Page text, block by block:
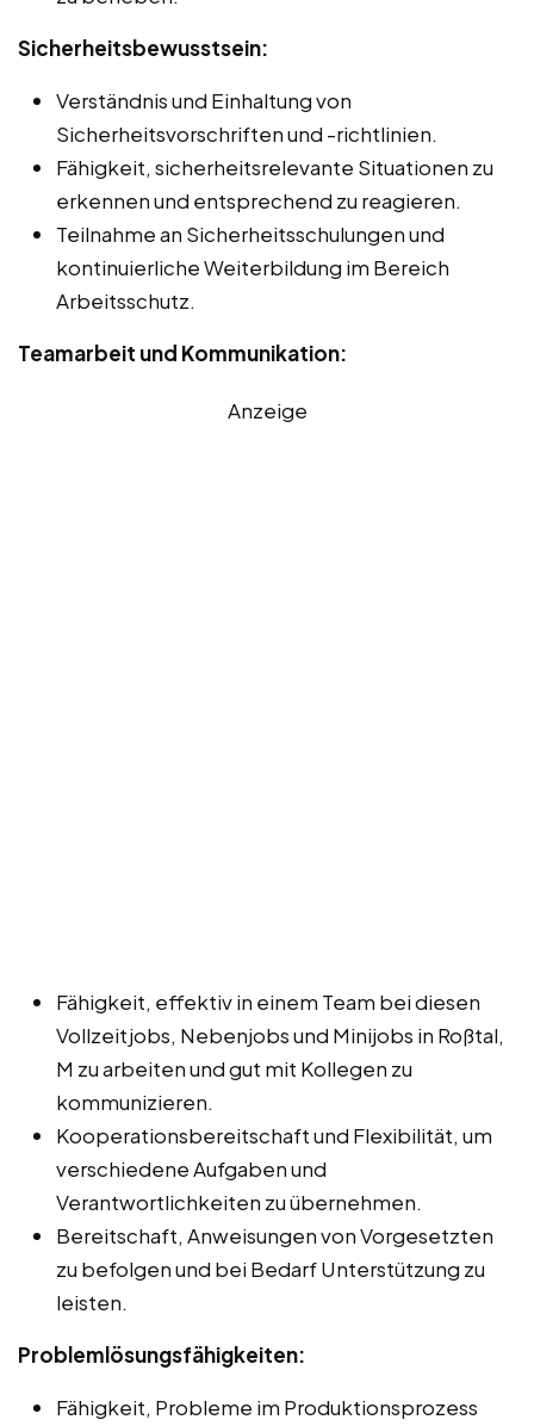
Sicherheitsbewusstsein:
Verständnis und Einhaltung von
Sicherheitsvorschriften und -richtlinien.
Fähigkeit, sicherheitsrelevante Situationen zu
erkennen und entsprechend zu reagieren.
Teilnahme an Sicherheitsschulungen und
kontinuierliche Weiterbildung im Bereich
Arbeitsschutz.
Teamarbeit und Kommunikation:
Anzeige
Fähigkeit, effektiv in einem Team bei diesen
Vollzeitjobs, Nebenjobs und Minijobs in Roßtal,
M zu arbeiten und gut mit Kollegen zu
kommunizieren.
Kooperationsbereitschaft und Flexibilität, um
verschiedene Aufgaben und
Verantwortlichkeiten zu übernehmen.
Bereitschaft, Anweisungen von Vorgesetzten
zu befolgen und bei Bedarf Unterstützung zu
leisten.
Problemlösungsfähigkeiten:
Fähigkeit, Probleme im Produktionsprozess